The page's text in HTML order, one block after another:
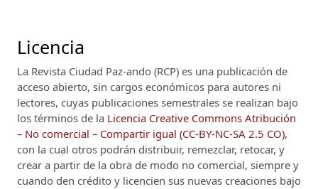
Licencia
La Revista Ciudad Paz-ando (RCP) es una publicación de
acceso abierto, sin cargos económicos para autores ni
lectores, cuyas publicaciones semestrales se realizan bajo
los términos de la Licencia Creative Commons Atribución
– No comercial – Compartir igual (CC-BY-NC-SA 2.5 CO),
con la cual otros podrán distribuir, remezclar, retocar, y
crear a partir de la obra de modo no comercial, siempre y
cuando den crédito y licencien sus nuevas creaciones bajo